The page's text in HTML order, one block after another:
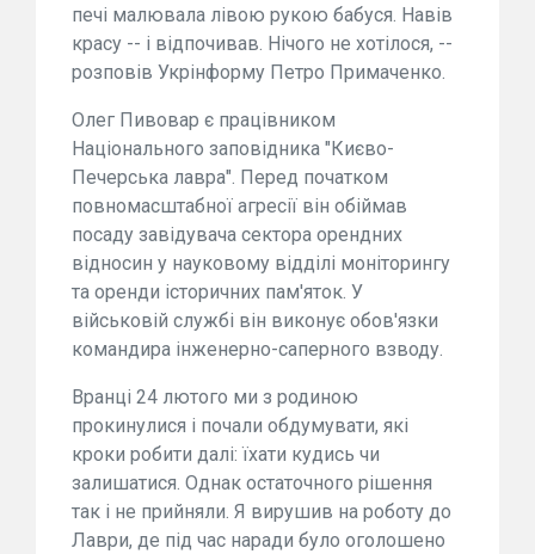
печі малювала лівою рукою бабуся. Навів
красу -- і відпочивав. Нічого не хотілося, --
розповів Укрінформу Петро Примаченко.
Олег Пивовар є працівником
Національного заповідника "Києво-
Печерська лавра". Перед початком
повномасштабної агресії він обіймав
посаду завідувача сектора орендних
відносин у науковому відділі моніторингу
та оренди історичних пам'яток. У
військовій службі він виконує обов'язки
командира інженерно-саперного взводу.
Вранці 24 лютого ми з родиною
прокинулися і почали обдумувати, які
кроки робити далі: їхати кудись чи
залишатися. Однак остаточного рішення
так і не прийняли. Я вирушив на роботу до
Лаври, де під час наради було оголошено